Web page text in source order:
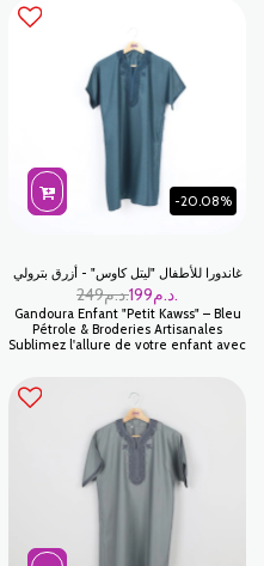
intemporelle, cette pièce est un
incontournable pour les cérémonies
les plus distinguées. Son noir profond,
associé à des finitions artisanales ton
sur ton, offre une silhouette noble et
moderne, idéale pour les fêtes de
l'Aïd, les mariages ou les soirées de
Ramadan.
-20.08%
غاندورا للأطفال "ليتل كاوس" - أزرق بترولي
249 د.م.199 د.م.
Gandoura Enfant "Petit Kawss" – Bleu
Pétrole & Broderies Artisanales
Sublimez l'allure de votre enfant avec
magnétique, à mi-chemin entre le
bleu profond et le vert émeraude,
apporte une touche de modernité
audacieuse à la tenue traditionnelle.
Conçue pour offrir une élégance sans
effort, elle est parfaite pour les
mariages, les soirées de Ramadan ou
les fêtes de l'Aïd.